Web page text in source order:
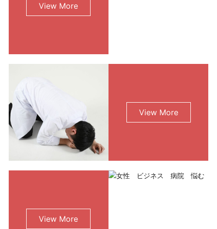
View More
View More
View More